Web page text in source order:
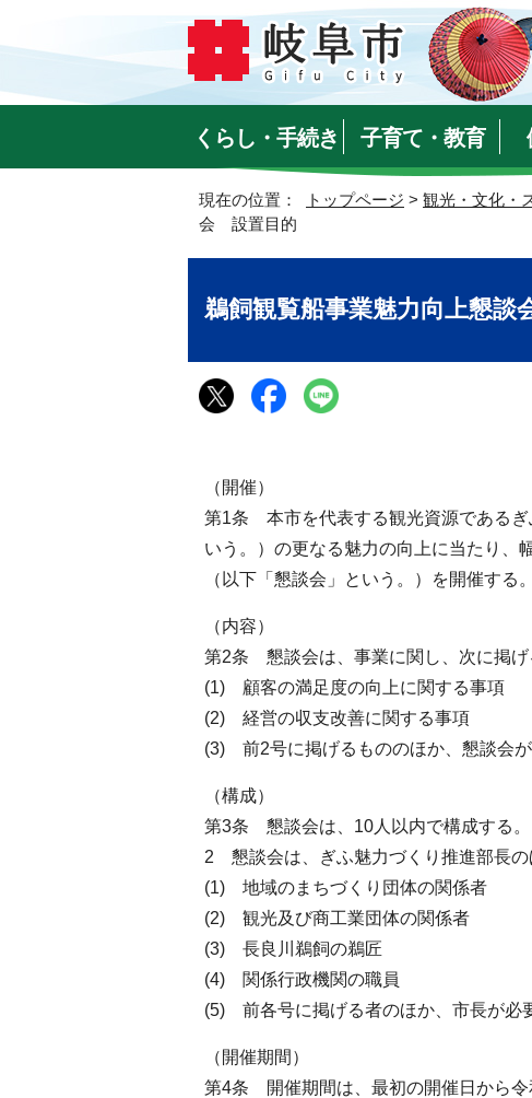
くらし・手続き 子育て・教育
現在の位置： トップページ > 観光・文化・
会 設置目的
鵜飼観覧船事業魅力向上懇
（開催）
第1条 本市を代表する観光資源であるぎ
いう。）の更なる魅力の向上に当たり、
（以下「懇談会」という。）を開催する。
（内容）
第2条 懇談会は、事業に関し、次に掲げ
(1) 顧客の満足度の向上に関する事項
(2) 経営の収支改善に関する事項
(3) 前2号に掲げるもののほか、懇談会
（構成）
第3条 懇談会は、10人以内で構成する。
2 懇談会は、ぎふ魅力づくり推進部長の
(1) 地域のまちづくり団体の関係者
(2) 観光及び商工業団体の関係者
(3) 長良川鵜飼の鵜匠
(4) 関係行政機関の職員
(5) 前各号に掲げる者のほか、市長が必
（開催期間）
第4条 開催期間は、最初の開催日から令